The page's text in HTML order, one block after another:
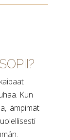
Kun
lämpimät